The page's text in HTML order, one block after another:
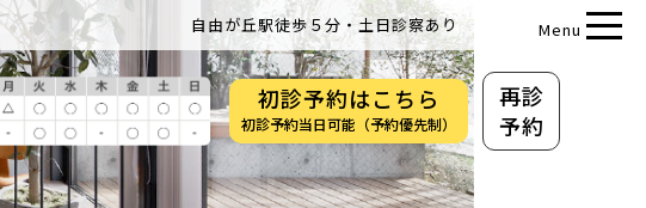
自由が丘駅徒歩５分・土日診察あり Menu
初診予約はこちら
初診予約当日可能（予約優先制）
再診
予約